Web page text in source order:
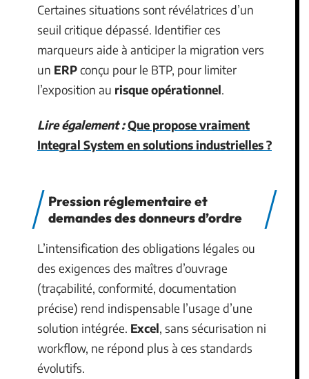
Certaines situations sont révélatrices d’un
seuil critique dépassé. Identifier ces
marqueurs aide à anticiper la migration vers
un ERPconçu pour le BTP, pour limiter
l’exposition au risque opérationnel.
Lire également :Que propose vraiment
Integral System en solutions industrielles ?
Pression réglementaire et
demandes des donneurs d’ordre
L’intensification des obligations légales ou
des exigences des maîtres d’ouvrage
(traçabilité, conformité, documentation
précise) rend indispensable l’usage d’une
solution intégrée. Excel, sans sécurisation ni
workflow, ne répond plus à ces standards
évolutifs.